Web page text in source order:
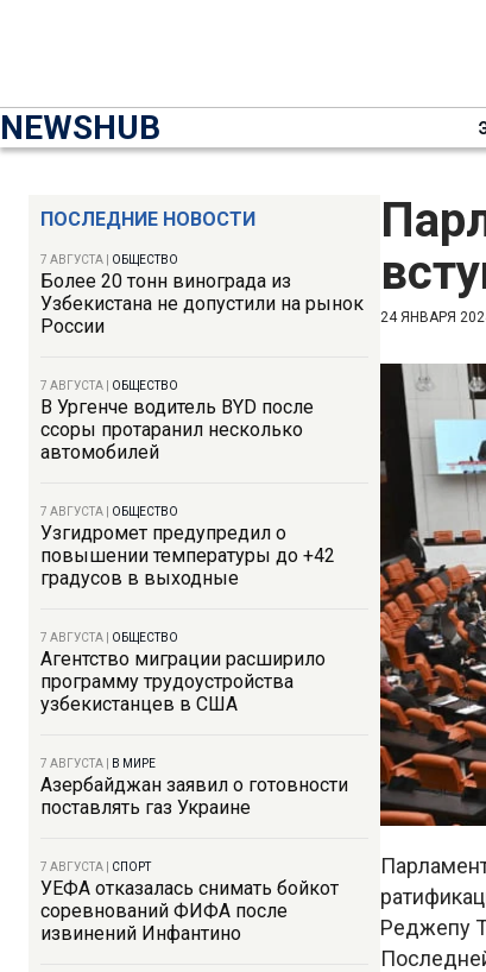
NEWSHUB
ПОСЛЕДНИЕ НОВОСТИ
7 АВГУСТА ОБЩЕСТВО
Более 20 тонн винограда из
Узбекистана не допустили на рынок
России
7 АВГУСТА ОБЩЕСТВО
В Ургенче водитель BYD после
ссоры протаранил несколько
автомобилей
7 АВГУСТА ОБЩЕСТВО
Узгидромет предупредил о
повышении температуры до +42
градусов в выходные
7 АВГУСТА ОБЩЕСТВО
Агентство миграции расширило
программу трудоустройства
узбекистанцев в США
7 АВГУСТА В МИРЕ
Азербайджан заявил о готовности
поставлять газ Украине
7 АВГУСТА СПОРТ
УЕФА отказалась снимать бойкот
соревнований ФИФА после
извинений Инфантино
24 ЯНВАРЯ
Реджепу